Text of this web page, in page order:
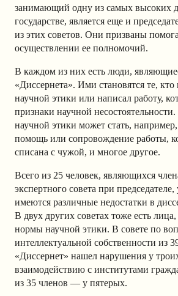
занимающий одну из самых высоких
государстве, является еще и
из этих советов. Они призваны
осуществлении ее полномочий.
В каждом из них есть люди,
«Диссернета». Ими становятся те,
научной этики или написал работу,
признаки научной
научной этики может стать, например,
помощь или сопровождение работы,
списана с чужой, и многое другое.
Всего из 25 человек, являющихся
экспертного совета при
имеются различные недостатки в
В двух других советах тоже есть
нормы научной этики. В совете по
интеллектуальной собственности из
«Диссернет» нашел нарушения у
взаимодействию с институтами
из 35 членов — у пятерых.